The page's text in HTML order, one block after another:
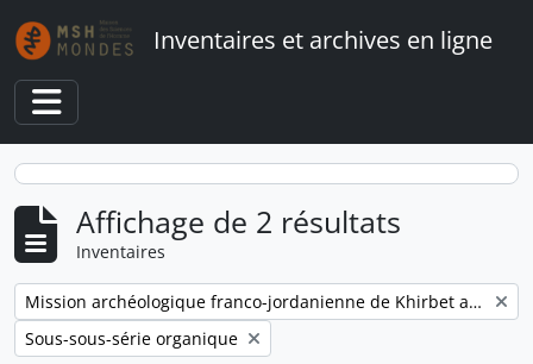
Skip to main content
Inventaires et archives en ligne
Toggle navigation
Affichage de 2 résultats
Inventaires
Remove filter:
Mission archéologique franco-jordanienne de Khirbet adh-Dharih
Remove filter:
Sous-sous-série organique